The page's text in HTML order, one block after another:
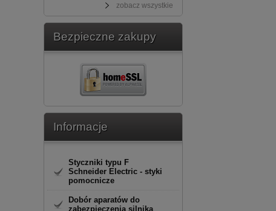
zobacz wszystkie
Bezpieczne zakupy
Informacje
Styczniki typu F
Schneider Electric - styki
pomocnicze
Dobór aparatów do
zabezpieczenia silnika